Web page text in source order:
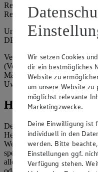
Registergericht: Amtsgericht
Registernummer: HRA
Umsatzsteuer-
DE815916131
Vertretungsberechtigte:
(Vorstandsmitglied), Klaus
Mäder (Vorstandsmitglied),
Uwe Kohler
Hinweise
Der Inhalt dieser Website ist
Herausgeber gewährt Ihnen
Website bereitgestellten Text
speichern und zu
allerdings die Speicherung
Wir setzen Cookies
dir ein bestmögliches
Website zu
um unsere Website
möglichst relevante
Marketingzwecke.
Deine Einwilligung ist
individuell in den
werden. Bitte
Einstellungen ggf.
Verfügung stehen.